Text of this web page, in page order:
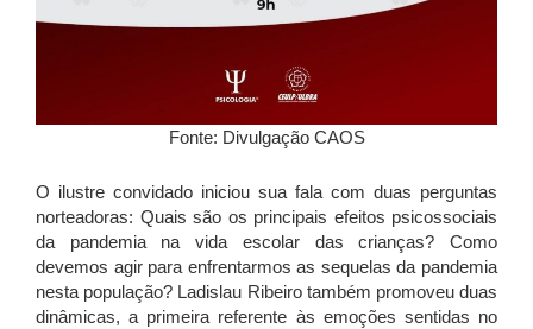
Fonte: Divulgação CAOS
O ilustre convidado iniciou sua fala com duas perguntas
norteadoras: Quais são os principais efeitos psicossociais
da pandemia na vida escolar das crianças? Como
devemos agir para enfrentarmos as sequelas da pandemia
nesta população? Ladislau Ribeiro também promoveu duas
dinâmicas, a primeira referente às emoções sentidas no